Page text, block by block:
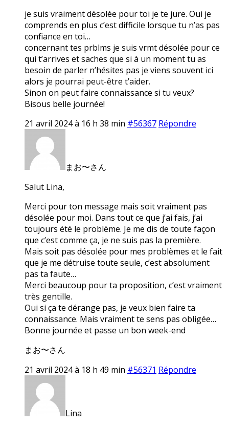
je suis vraiment désolée pour toi je te jure. Oui je
comprends en plus c’est difficile lorsque tu n’as pas
confiance en toi…
concernant tes prblms je suis vrmt désolée pour ce
qui t’arrives et saches que si à un moment tu as
besoin de parler n’hésites pas je viens souvent ici
alors je pourrai peut-être t’aider.
Sinon on peut faire connaissance si tu veux?
Bisous belle journée!
21 avril 2024 à 16 h 38 min #56367 Répondre
まお〜さん
Salut Lina,
Merci pour ton message mais soit vraiment pas
désolée pour moi. Dans tout ce que j’ai fais, j’ai
toujours été le problème. Je me dis de toute façon
que c’est comme ça, je ne suis pas la première.
Mais soit pas désolée pour mes problèmes et le fait
que je me détruise toute seule, c’est absolument
pas ta faute…
Merci beaucoup pour ta proposition, c’est vraiment
très gentille.
Oui si ça te dérange pas, je veux bien faire ta
connaissance. Mais vraiment te sens pas obligée…
Bonne journée et passe un bon week-end
まお〜さん
21 avril 2024 à 18 h 49 min #56371 Répondre
Lina